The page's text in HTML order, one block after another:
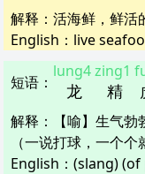
解释 ： 活海鲜，鲜活
English： live
短语 ： 龙
lung4
精
zing1
解释 ：
【喻】生气
（一说打球，一个个
English： (slang)